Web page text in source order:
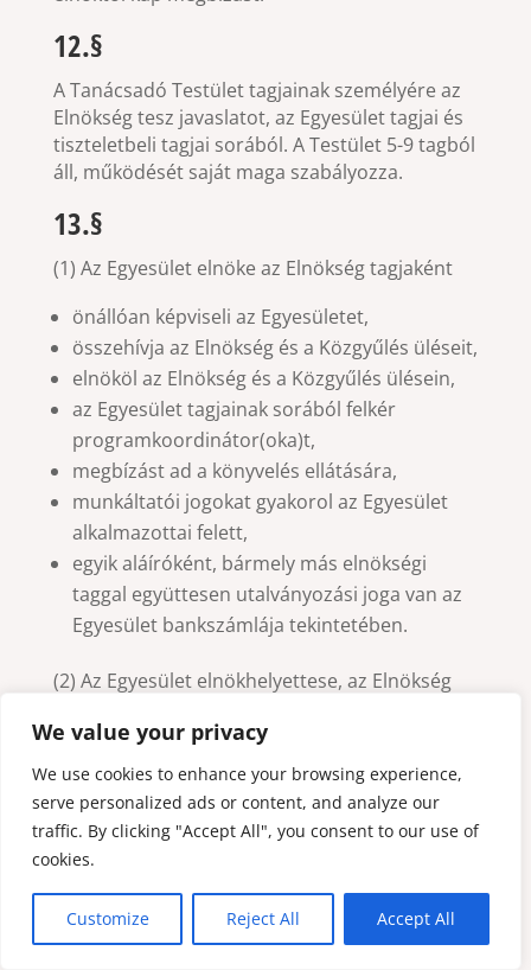
We value your privacy
We use cookies to enhance your browsing experience,
serve personalized ads or content, and analyze our
traffic. By clicking "Accept All", you consent to our use of
cookies.
Customize Reject All Accept All
12.§
A Tanácsadó Testület tagjainak személyére az
Elnökség tesz javaslatot, az Egyesület tagjai és
tiszteletbeli tagjai sorából. A Testület 5-9 tagból
áll, működését saját maga szabályozza.
13.§
(1) Az Egyesület elnöke az Elnökség tagjaként
önállóan képviseli az Egyesületet,
összehívja az Elnökség és a Közgyűlés üléseit,
elnököl az Elnökség és a Közgyűlés ülésein,
az Egyesület tagjainak sorából felkér
programkoordinátor(oka)t,
megbízást ad a könyvelés ellátására,
munkáltatói jogokat gyakorol az Egyesület
alkalmazottai felett,
egyik aláíróként, bármely más elnökségi
taggal együttesen utalványozási joga van az
Egyesület bankszámlája tekintetében.
(2) Az Egyesület elnökhelyettese, az Elnökség
munkamegosztás szerint segíti az elnök
munkáját és szükség szerint helyettesíti az
elnököt.
(3) Az Egyesület ügyvezetője, az Elnökség
tagjaként felelős az Egyesület ügyeinek
viteléért, különösen
– önállóan képviseli az Egyesületet,